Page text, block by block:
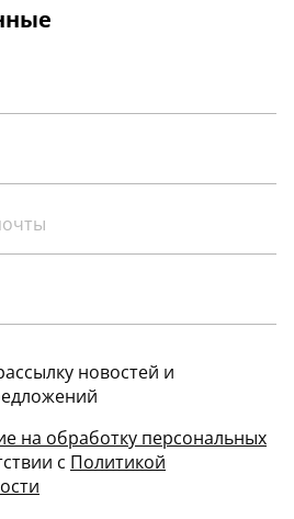
новостей и
на обработку персональных
с Политикой